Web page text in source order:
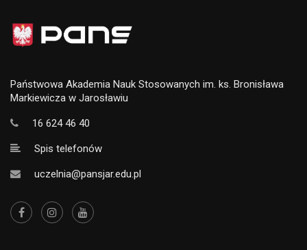
Państwowa Akademia Nauk Stosowanych im. ks. Bronisława
Markiewicza w Jarosławiu
16 624 46 40
Spis telefonów
uczelnia@pansjar.edu.pl